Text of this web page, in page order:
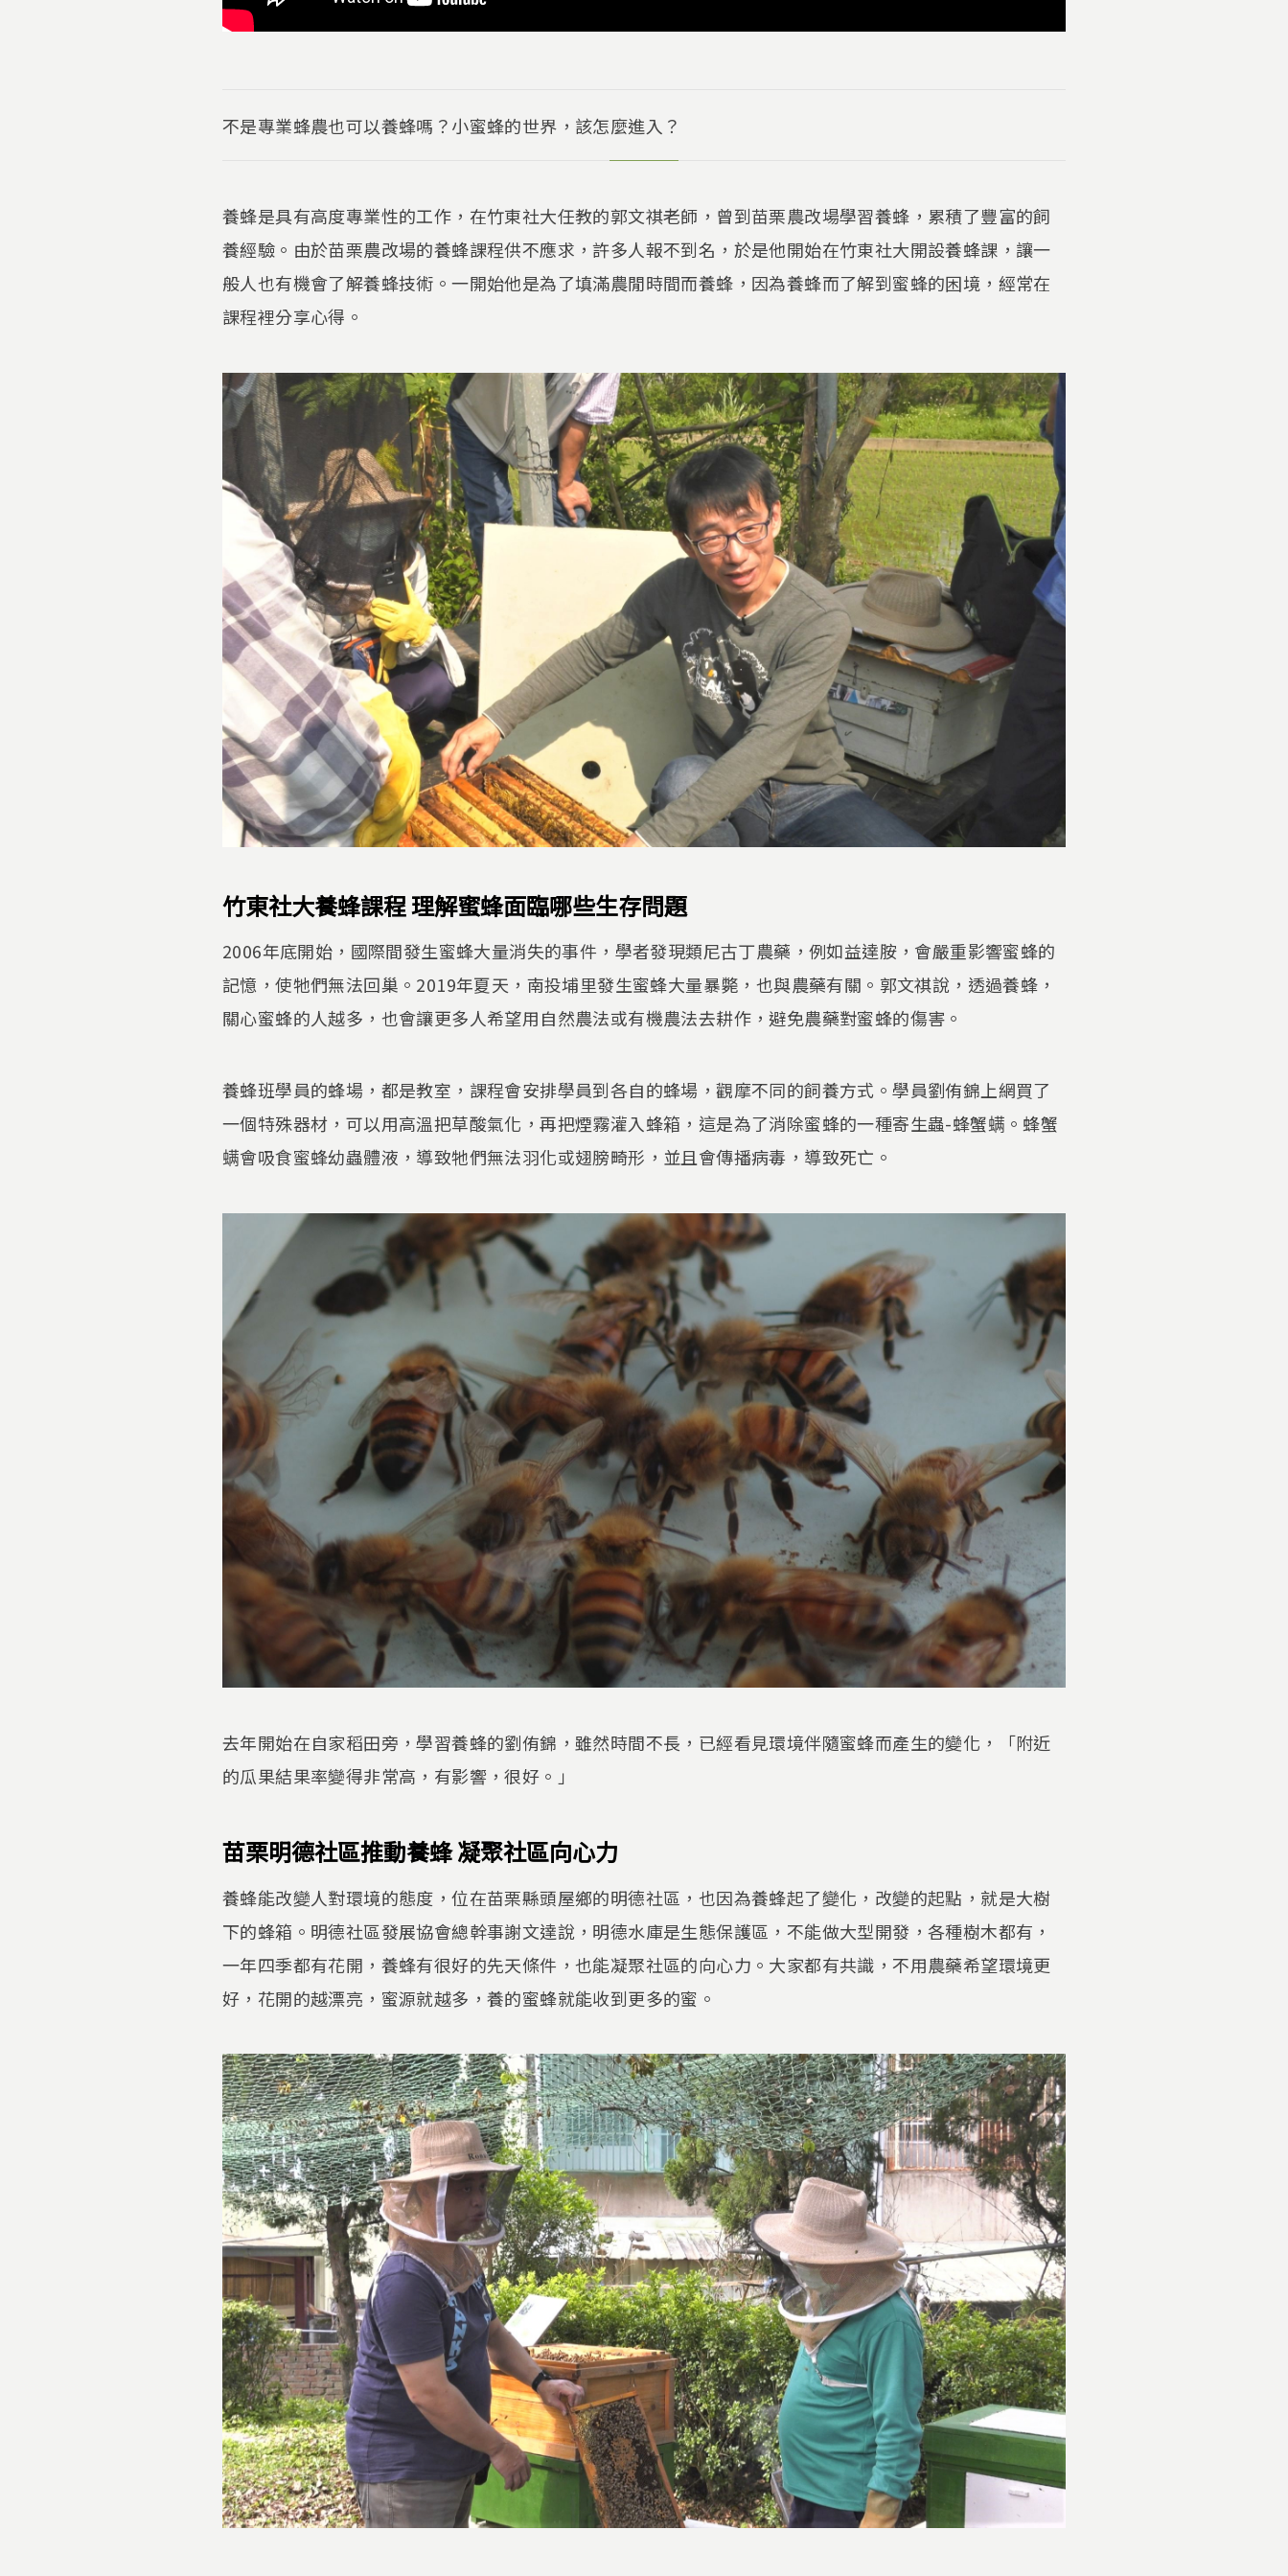
不是專業蜂農也可以養蜂嗎？小蜜蜂的世界，該怎麼進入？
養蜂是具有高度專業性的工作，在竹東社大任教的郭文祺老師，曾到苗栗農改場學習養蜂，累積了豐富的飼
養經驗。由於苗栗農改場的養蜂課程供不應求，許多人報不到名，於是他開始在竹東社大開設養蜂課，讓一
般人也有機會了解養蜂技術。一開始他是為了填滿農閒時間而養蜂，因為養蜂而了解到蜜蜂的困境，經常在
課程裡分享心得。
竹東社大養蜂課程 理解蜜蜂面臨哪些生存問題
2006年底開始，國際間發生蜜蜂大量消失的事件，學者發現類尼古丁農藥，例如益達胺，會嚴重影響蜜蜂的
記憶，使牠們無法回巢。2019年夏天，南投埔里發生蜜蜂大量暴斃，也與農藥有關。郭文祺說，透過養蜂，
關心蜜蜂的人越多，也會讓更多人希望用自然農法或有機農法去耕作，避免農藥對蜜蜂的傷害。
養蜂班學員的蜂場，都是教室，課程會安排學員到各自的蜂場，觀摩不同的飼養方式。學員劉侑錦上網買了
一個特殊器材，可以用高溫把草酸氣化，再把煙霧灌入蜂箱，這是為了消除蜜蜂的一種寄生蟲-蜂蟹螨。蜂蟹
螨會吸食蜜蜂幼蟲體液，導致牠們無法羽化或翅膀畸形，並且會傳播病毒，導致死亡。
去年開始在自家稻田旁，學習養蜂的劉侑錦，雖然時間不長，已經看見環境伴隨蜜蜂而產生的變化，「附近
的瓜果結果率變得非常高，有影響，很好。」
苗栗明德社區推動養蜂 凝聚社區向心力
養蜂能改變人對環境的態度，位在苗栗縣頭屋鄉的明德社區，也因為養蜂起了變化，改變的起點，就是大樹
下的蜂箱。明德社區發展協會總幹事謝文達說，明德水庫是生態保護區，不能做大型開發，各種樹木都有，
一年四季都有花開，養蜂有很好的先天條件，也能凝聚社區的向心力。大家都有共識，不用農藥希望環境更
好，花開的越漂亮，蜜源就越多，養的蜜蜂就能收到更多的蜜。